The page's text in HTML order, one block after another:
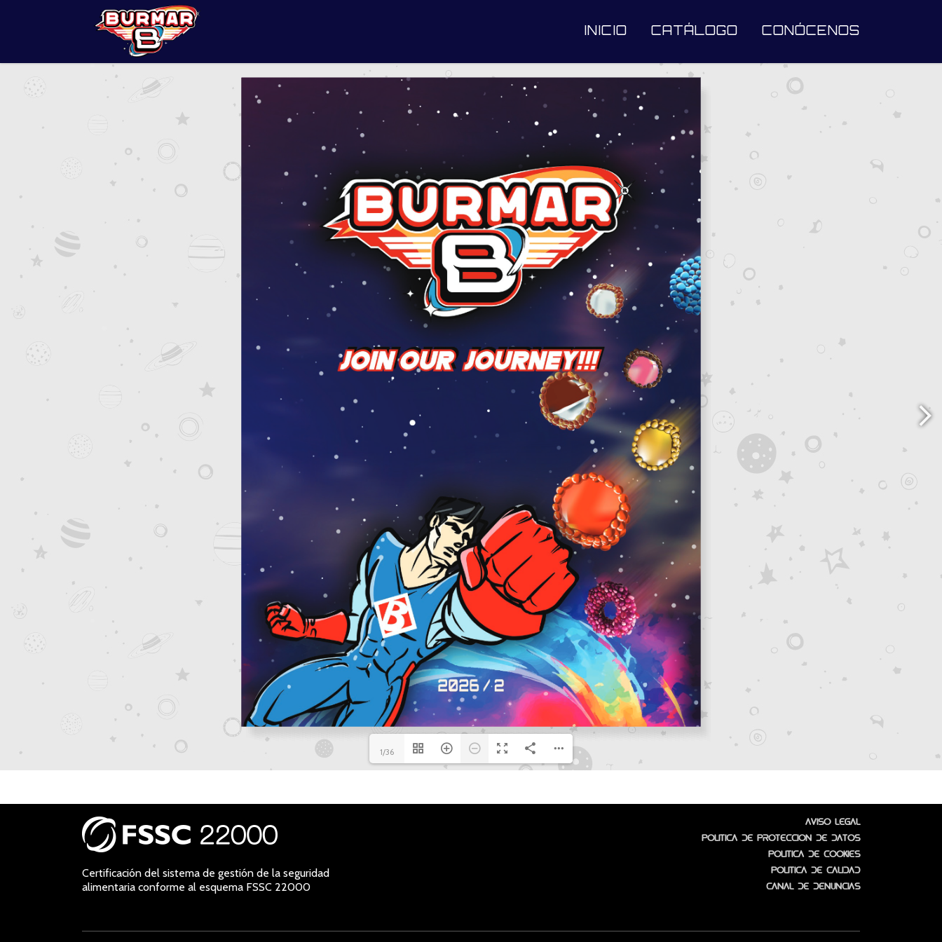
INICIO CATÁLOGO CONÓCENOS
1/36
Certificación del sistema de gestión de la seguridad
alimentaria conforme al esquema FSSC 22000
Aviso Legal
Política de protección de datos
Política de Cookies
Política de Calidad
Canal de denuncias